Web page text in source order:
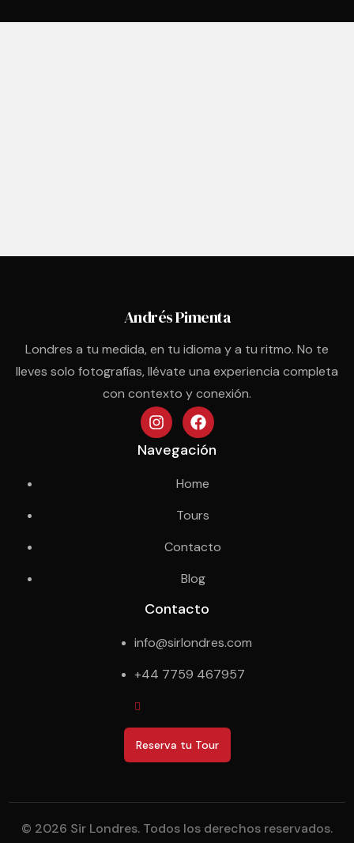
Andrés Pimenta
Londres a tu medida, en tu idioma y a tu ritmo. No te
lleves solo fotografías, llévate una experiencia completa
con contexto y conexión.
Navegación
Home
Tours
Contacto
Blog
Contacto
info@sirlondres.com
+44 7759 467957
Reserva tu Tour
© 2026 Sir Londres. Todos los derechos reservados.